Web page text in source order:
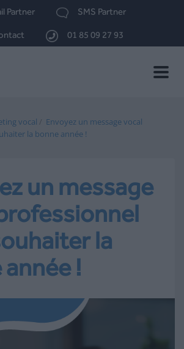
Partner SMS Partner
01 85 09 27 93
Toggle
vocal / Envoyez un message vocal
la bonne année !
un message
la
!